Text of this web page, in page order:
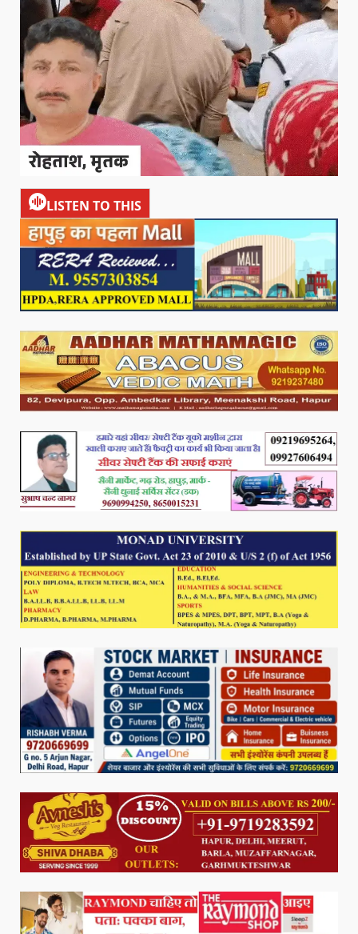
LISTEN TO THIS